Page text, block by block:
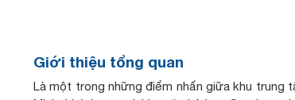
Giới thiệu tổng quan
Là một trong những điểm nhấn giữa khu trung